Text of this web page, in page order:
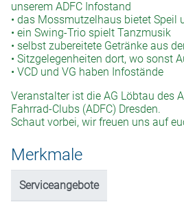
unserem ADFC Infostand
• das Mossmutzelhaus bietet Speil
• ein Swing-Trio spielt Tanzmusik
• selbst zubereitete Getränke aus
• Sitzgelegenheiten dort, wo sonst
• VCD und VG haben Infostände
Veranstalter ist die AG Löbtau des
Fahrrad-Clubs (ADFC) Dresden.
Schaut vorbei, wir freuen uns auf
Merkmale
Serviceangebote